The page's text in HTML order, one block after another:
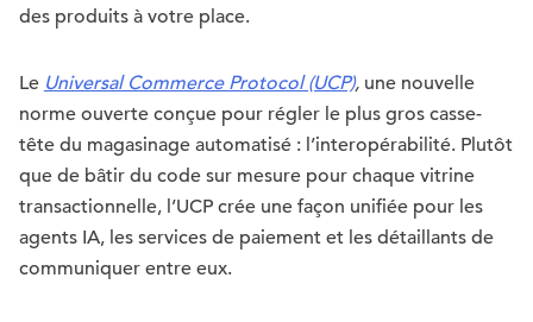
des produits à votre place.
Le Universal Commerce Protocol (UCP), une nouvelle
norme ouverte conçue pour régler le plus gros casse-
tête du magasinage automatisé : l’interopérabilité. Plutôt
que de bâtir du code sur mesure pour chaque vitrine
transactionnelle, l’UCP crée une façon unifiée pour les
agents IA, les services de paiement et les détaillants de
communiquer entre eux.